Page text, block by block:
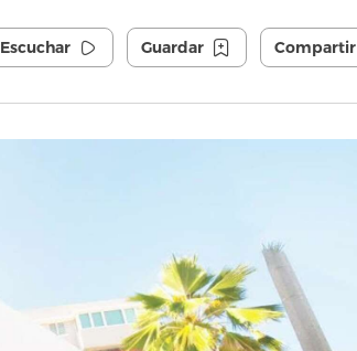
Escuchar Guardar Compartir